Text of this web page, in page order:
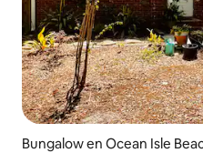
Bungalow en Ocean Isle